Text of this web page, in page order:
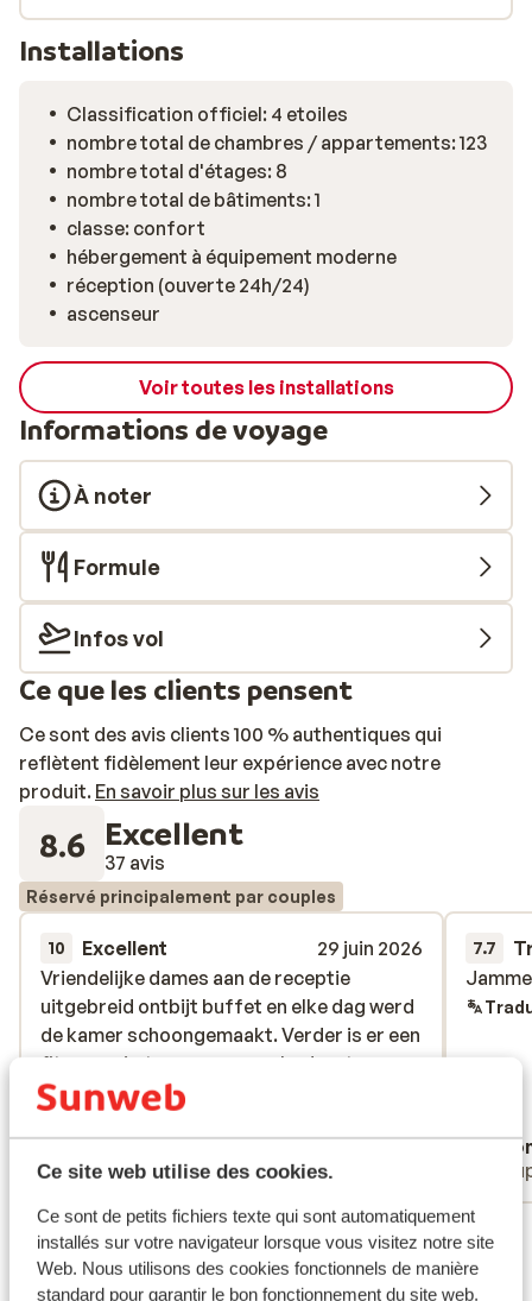
Ce site web utilise des cookies.
Ce sont de petits fichiers texte qui sont automatiquement
installés sur votre navigateur lorsque vous visitez notre site
Web. Nous utilisons des cookies fonctionnels de manière
standard pour garantir le bon fonctionnement du site web.
Installations
Classification officiel: 4 etoiles
nombre total de chambres / appartements: 123
nombre total d'étages: 8
nombre total de bâtiments: 1
classe: confort
hébergement à équipement moderne
réception (ouverte 24h/24)
ascenseur
Voir toutes les installations
Informations de voyage
À noter
Formule
Infos vol
Ce que les clients pensent
Ce sont des avis clients 100 % authentiques qui
reflètent fidèlement leur expérience avec notre
produit. En savoir plus sur les avis
8.6 Excellent
37 avis
Réservé principalement par couples
10 Excellent
29 juin 2026
Vriendelijke dames aan de receptie
uitgebreid ontbijt buffet en elke dag werd
de kamer schoongemaakt. Verder is er een
fitnessruimte en een zwembad met
uitzicht op zee
Vriendelijke dames aan de receptie
uitgebreid ontbijt buffet en elke dag werd
de kamer schoongemaakt. Verder is er een
fitnessruimte en een zwembad met
uitzicht op zee
Annemarie
Voyageurs solos
7.7
Voir tous les 37 avis
Emplacement